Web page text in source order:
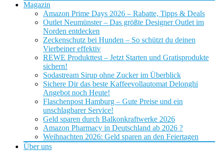
Magazin
Amazon Prime Days 2026 – Rabatte, Tipps & Deals
Outlet Neumünster – Das größte Designer Outlet im
Norden entdecken
Zeckenschutz bei Hunden – So schützt du deinen
Vierbeiner effektiv
REWE Produkttest – Jetzt Starten und Gratisprodukte
sichern!
Sodastream Sirup ohne Zucker im Überblick
Sichere Dir das beste Kaffeevollautomat Delonghi
Angebot noch Heute!
Flaschenpost Hamburg – Gute Preise und ein
unschlagbarer Service!
Geld sparen durch Balkonkraftwerke 2026
Amazon Pharmacy in Deutschland ab 2026 ?
Weihnachten 2026: Geld sparen an den Feiertagen
Über uns